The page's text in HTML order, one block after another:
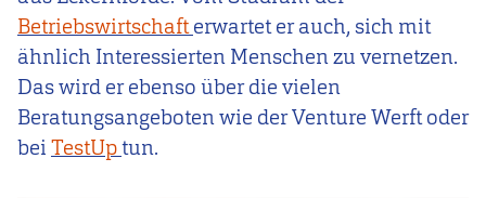
Betriebswirtschafterwartet er auch, sich mit
ähnlich Interessierten Menschen zu vernetzen.
Das wird er ebenso über die vielen
Beratungsangeboten wie der Venture Werft oder
bei TestUptun.